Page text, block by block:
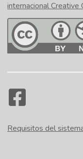
internacional
Requisitos del